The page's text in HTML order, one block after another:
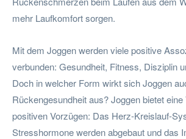
mehr Laufkomfort sorgen.
Mit dem Joggen werden viele positive
verbunden: Gesundheit, Fitness, Disziplin
Doch in welcher Form wirkt sich Joggen
Rückengesundheit aus? Joggen bietet eine
positiven Vorzügen: Das Herz-Kreislauf-
Stresshormone werden abgebaut und das